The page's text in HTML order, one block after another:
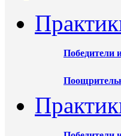
Победители